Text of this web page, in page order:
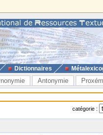
Dictionnaires
Antonymie
catégorie :